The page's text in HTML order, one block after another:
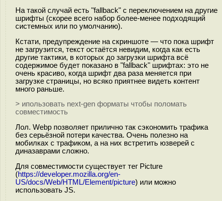
На такой случай есть "fallback" с переключением на другие
шрифты (скорее всего набор более-менее подходящий
системных или по умолчанию).
Кстати, предупреждение на скриншоте — что пока шрифт
не загрузится, текст остаётся невидим, когда как есть
другие тактики, в которых до загрузки шрифта всё
содержимое будет показано в "fallback" шрифтах: это не
очень красиво, когда шрифт два раза меняется при
загрузке страницы, но всяко приятнее видеть контент
много раньше.
> ипользовать next-gen форматы чтобы поломать
совместимость
Лол. Webp позволяет прилично так сэкономить трафика
без серьёзной потери качества. Очень полезно на
мобилках с трафиком, а на них встретить юзверей с
диназаврами сложно.
Для совместимости существует тег Picture
(https://developer.mozilla.org/en-
US/docs/Web/HTML/Element/picture) или можно
использовать JS.